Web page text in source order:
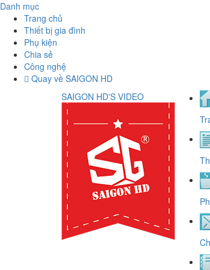
Danh mục
Trang chủ
Thiết bị gia đình
Phụ kiện
Chia sẻ
Công nghệ
Quay về SAIGON HD
SAIGON HD'S VIDEO